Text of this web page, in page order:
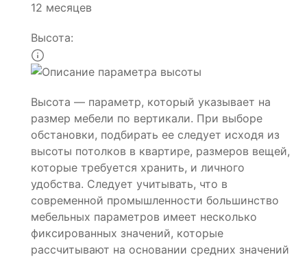
12 месяцев
Высота:
Высота — параметр, который указывает на
размер мебели по вертикали. При выборе
обстановки, подбирать ее следует исходя из
высоты потолков в квартире, размеров вещей,
которые требуется хранить, и личного
удобства. Следует учитывать, что в
современной промышленности большинство
мебельных параметров имеет несколько
фиксированных значений, которые
рассчитывают на основании средних значений